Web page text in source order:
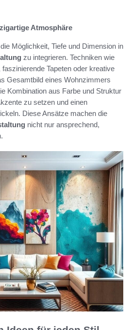
Atmosphäre
Möglichkeit, Tiefe und Dimension in
zu integrieren. Techniken wie
Tapeten oder kreative
Gesamtbild eines Wohnzimmers
Kombination aus Farbe und Struktur
zu setzen und einen
Diese Ansätze machen die
nicht nur ansprechend,